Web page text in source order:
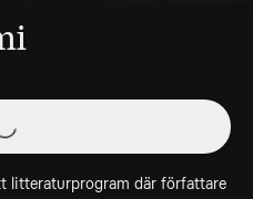
litteraturprogram där författare